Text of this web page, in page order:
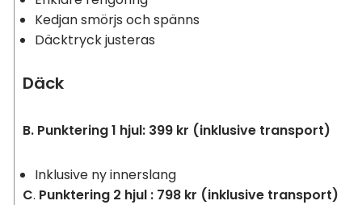
Kedjan smörjs och spänns
Däcktryck justeras
Däck
B. Punktering 1 hjul: 399 kr (inklusive transport)
Inklusive ny innerslang
C. Punktering 2 hjul : 798 kr (inklusive transport)